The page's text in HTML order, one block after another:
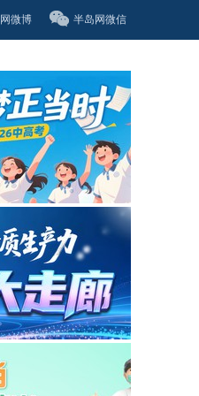
微博 半岛网微信